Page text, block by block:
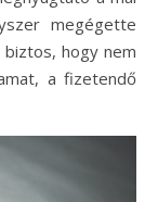
megégette
biztos, hogy nem
a fizetendő